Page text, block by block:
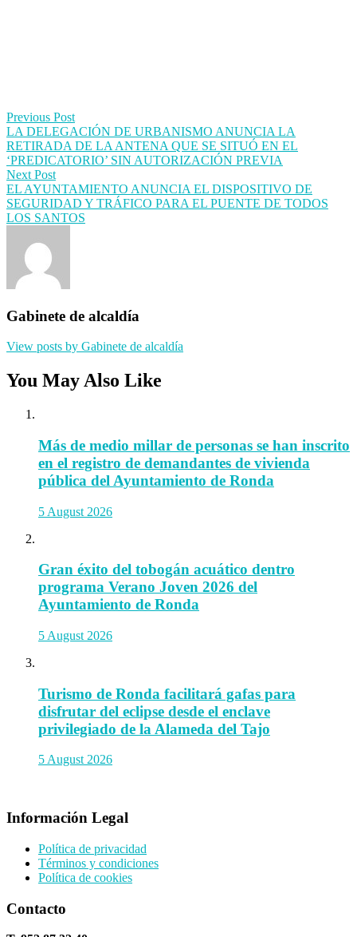
Post
navigation
Previous Post
LA DELEGACIÓN DE URBANISMO ANUNCIA LA
RETIRADA DE LA ANTENA QUE SE SITUÓ EN EL
‘PREDICATORIO’ SIN AUTORIZACIÓN PREVIA
Next Post
EL AYUNTAMIENTO ANUNCIA EL DISPOSITIVO DE
SEGURIDAD Y TRÁFICO PARA EL PUENTE DE TODOS
LOS SANTOS
Gabinete de alcaldía
View posts by Gabinete de alcaldía
You May Also Like
Más de medio millar de personas se han inscrito
en el registro de demandantes de vivienda
pública del Ayuntamiento de Ronda
5 August 2026
Gran éxito del tobogán acuático dentro
programa Verano Joven 2026 del
Ayuntamiento de Ronda
5 August 2026
Turismo de Ronda facilitará gafas para
disfrutar del eclipse desde el enclave
privilegiado de la Alameda del Tajo
5 August 2026
Información Legal
Política de privacidad
Términos y condiciones
Política de cookies
Contacto